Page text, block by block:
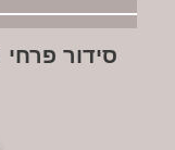
פרחי משי